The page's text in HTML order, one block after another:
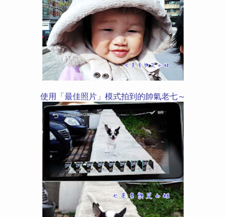
使用「最佳照片」模式拍到的帥氣老七～